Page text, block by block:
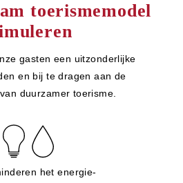
toerismemodel
gasten een uitzonderlijke
en bij te dragen aan de
duurzamer toerisme.
het energie-